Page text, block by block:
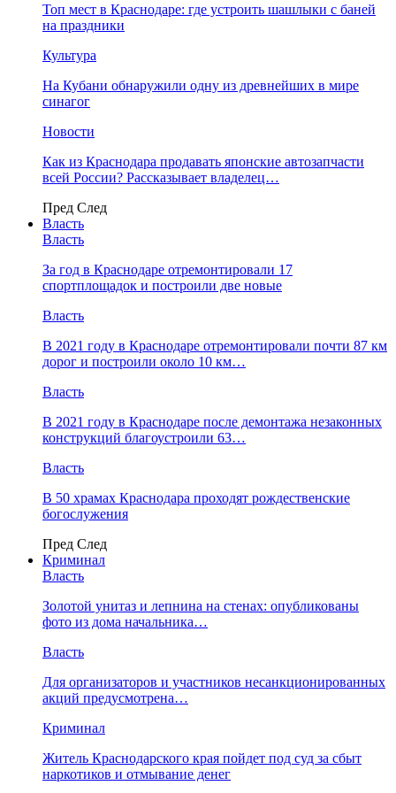
Топ мест в Краснодаре: где устроить шашлыки с баней
на праздники
Культура
На Кубани обнаружили одну из древнейших в мире
синагог
Новости
Как из Краснодара продавать японские автозапчасти
всей России? Рассказывает владелец…
Пред След
Власть
Власть
За год в Краснодаре отремонтировали 17
спортплощадок и построили две новые
Власть
В 2021 году в Краснодаре отремонтировали почти 87 км
дорог и построили около 10 км…
Власть
В 2021 году в Краснодаре после демонтажа незаконных
конструкций благоустроили 63…
Власть
В 50 храмах Краснодара проходят рождественские
богослужения
Пред След
Криминал
Власть
​Золотой унитаз и лепнина на стенах: опубликованы
фото из дома начальника…
Власть
Для организаторов и участников несанкционированных
акций предусмотрена…
Криминал
Житель Краснодарского края пойдет под суд за сбыт
наркотиков и отмывание денег